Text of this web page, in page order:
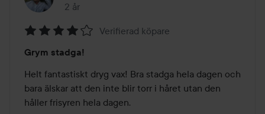
2 år
Inlägget skapades 2 år
4
av
5
Verifierad köpare
Grym stadga!
Helt fantastiskt dryg vax! Bra stadga hela dagen och
bara älskar att den inte blir torr i håret utan den
håller frisyren hela dagen.